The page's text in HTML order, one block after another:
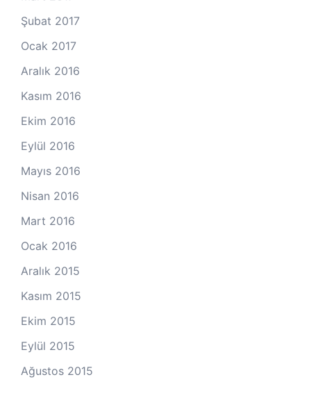
Şubat 2017
Ocak 2017
Aralık 2016
Kasım 2016
Ekim 2016
Eylül 2016
Mayıs 2016
Nisan 2016
Mart 2016
Ocak 2016
Aralık 2015
Kasım 2015
Ekim 2015
Eylül 2015
Ağustos 2015